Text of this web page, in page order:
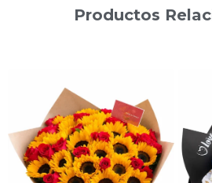
Productos